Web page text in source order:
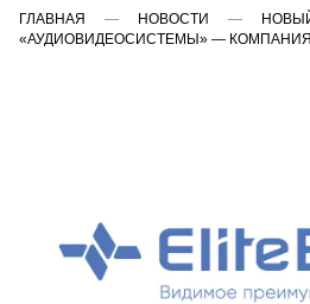
ГЛАВНАЯ НОВОСТИ
«АУДИОВИДЕОСИСТЕМЫ» — КОМПАНИЯ